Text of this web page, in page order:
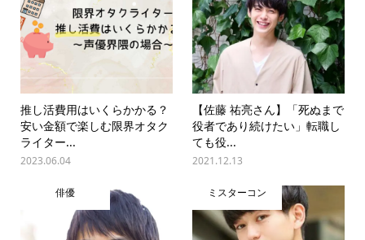
推し活費用はいくらかかる？
安い金額で楽しむ限界オタク
ライター...
2023.06.04
【佐藤 祐亮さん】「死ぬまで
役者であり続けたい」転職し
ても役...
2021.12.13
俳優 ミスターコン